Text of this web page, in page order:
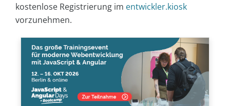
kostenlose Registrierung im entwickler.kiosk
vorzunehmen.